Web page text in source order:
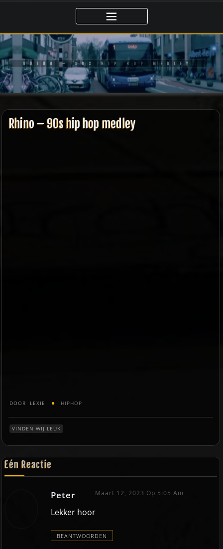
de
inhoud
RHINO – 90S HIP HOP MEDLEY
Rhino – 90s hip hop medley
DOOR LEXIE HIPHOP
VINDEN WIJ LEUK
Eén Reactie
Peter Maart 12, 2023 Op 5:05 Am
Lekker hoor
BEANTWOORDEN